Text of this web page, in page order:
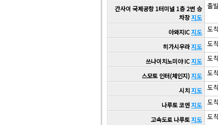
간사이 국제공항 1터미널 1층 2번 승
차장지도
출
아와지IC지도 도
히가시우라지도 도
쓰나이치노미야 IC지도 도
스모토 인터(체인지)지도 도
시치지도 도
나루토 코엔지도 도
고속도로 나루토지도 도